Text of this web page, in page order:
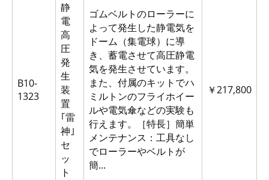
B10-
1323
静
電
高
圧
発
生
装
置
｢雷
神｣
セ
ッ
ト
ゴムベルトのローラーに
よって発生した静電気を
ドーム（集電球）に導
き、蓄電させて高圧静電
気を発生させています。
また、付属のキットでハ
ミルトンのフライホイー
ルや電気傘などの実験も
行えます。［特長］簡単
メンテナンス：工具なし
でローラーやベルトが
簡...
￥217,800